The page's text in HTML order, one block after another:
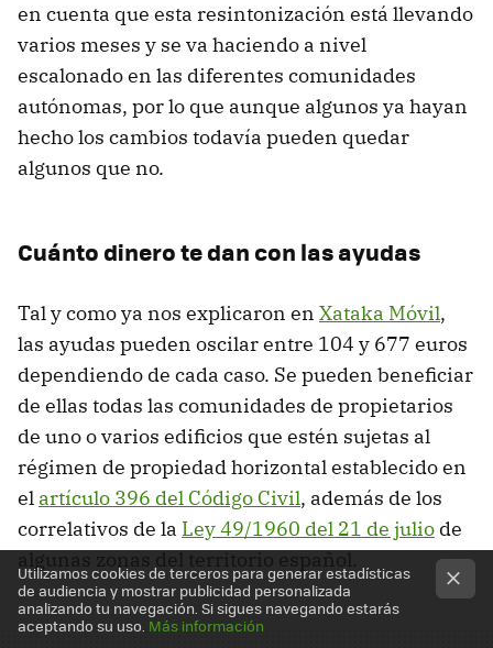
en cuenta que esta resintonización está llevando
varios meses y se va haciendo a nivel
escalonado en las diferentes comunidades
autónomas, por lo que aunque algunos ya hayan
hecho los cambios todavía pueden quedar
algunos que no.
Cuánto dinero te dan con las ayudas
Tal y como ya nos explicaron en Xataka Móvil,
las ayudas pueden oscilar entre 104 y 677 euros
dependiendo de cada caso. Se pueden beneficiar
de ellas todas las comunidades de propietarios
de uno o varios edificios que estén sujetas al
régimen de propiedad horizontal establecido en
el artículo 396 del Código Civil, además de los
correlativos de la Ley 49/1960 del 21 de julio de
algunas zonas del territorio español.
Utilizamos cookies de terceros para generar estadísticas
de audiencia y mostrar publicidad personalizada
analizando tu navegación. Si sigues navegando estarás
aceptando su uso. Más información